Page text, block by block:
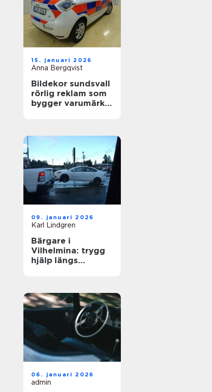
15. januari 2026
Anna Bergqvist
Bildekor sundsvall
rörlig reklam som
bygger varumärke
09. januari 2026
Karl Lindgren
Bärgare i
Vilhelmina: trygg
hjälp längs
06. januari 2026
admin